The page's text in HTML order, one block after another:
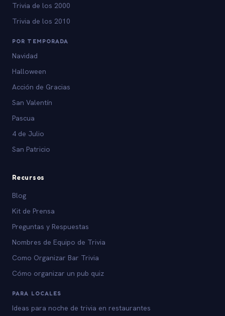
Trivia de los 2000
Trivia de los 2010
POR TEMPORADA
Navidad
Halloween
Acción de Gracias
San Valentín
Pascua
4 de Julio
San Patricio
Recursos
Blog
Kit de Prensa
Preguntas y Respuestas
Nombres de Equipo de Trivia
Como Organizar Bar Trivia
Cómo organizar un pub quiz
PARA LOCALES
Ideas para noche de trivia en restaurantes